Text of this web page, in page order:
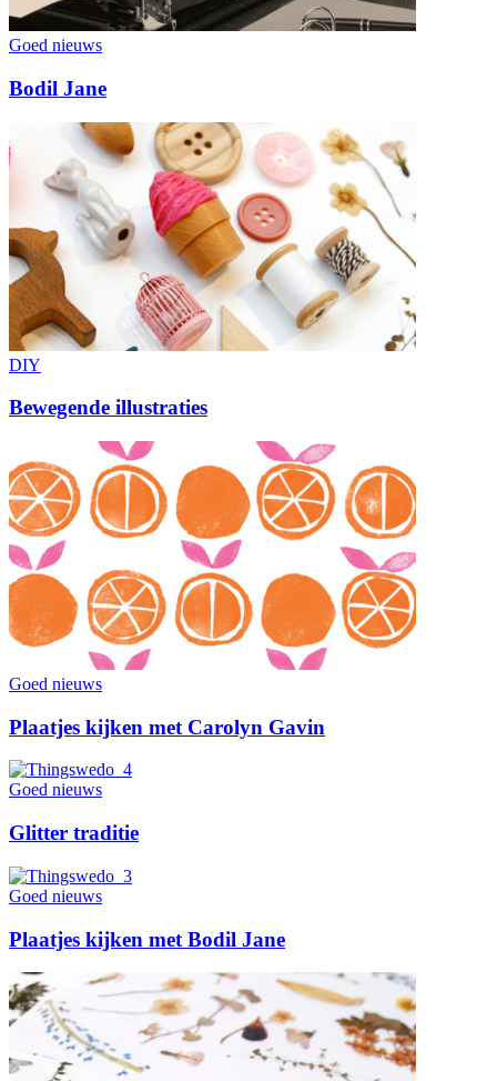
Goed nieuws
Bodil Jane
DIY
Bewegende illustraties
Goed nieuws
Plaatjes kijken met Carolyn Gavin
Goed nieuws
Glitter traditie
Goed nieuws
Plaatjes kijken met Bodil Jane